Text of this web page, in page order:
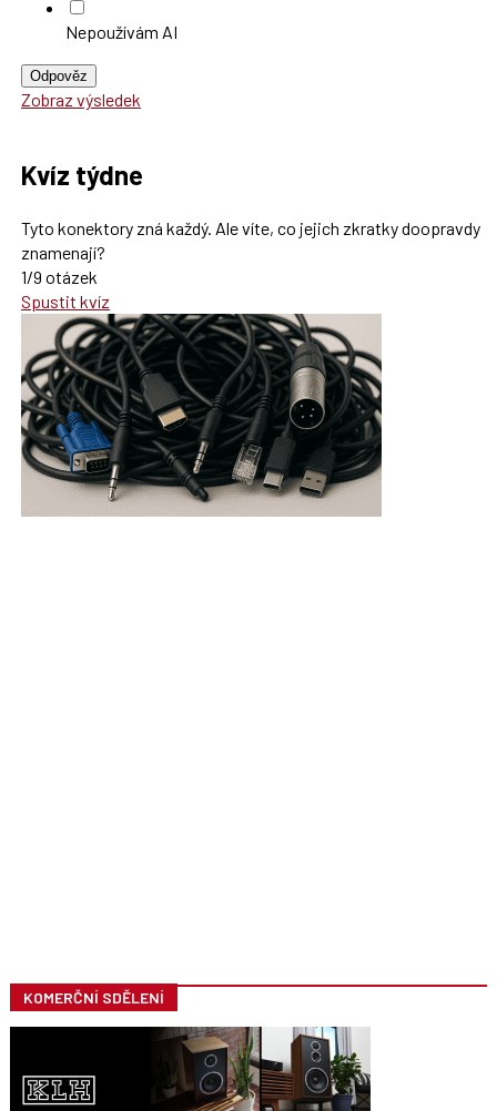
Nepoužívám AI
Odpověz
Zobraz výsledek
Kvíz týdne
Tyto konektory zná každý. Ale víte, co jejich zkratky doopravdy
znamenají?
1/9 otázek
Spustit kvíz
KOMERČNÍ SDĚLENÍ